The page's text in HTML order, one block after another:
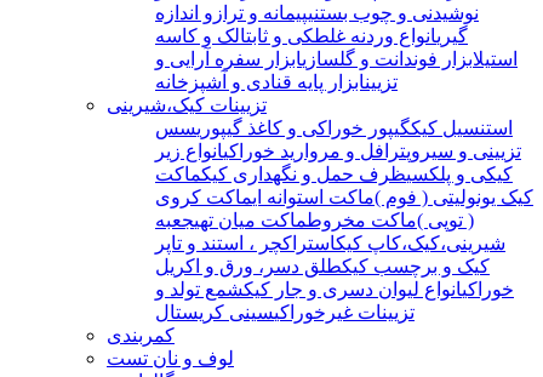
نوشیدنی و چوب بستنیپیمانه و ترازو اندازه
گیریانواع وردنه غلطکی و ثابتالک و کاسه
استیلابزار فوندانت و گلسازیابزار سفره آرایی و
تزیینابزار پایه قنادی و آشپزخانه
تزیینات کیک،شیرینی
استنسیل کیکگیپور خوراکی و کاغذ گیپوریسس
تزیینی و سیروپترافل و مروارید خوراکیانواع زیر
کیکی و پلکسیظرف حمل و نگهداری کیکماکت
کیک یونولیتی ( فوم )ماکت استوانه ایماکت کروی
( توپی )ماکت مخروطماکت میان تهیجعبه
شیرینی،کیک،کاپ کیکاستراکچر ، استند و تاپر
کیک و برچسب کیکطلق دسر، ورق و اکریل
خوراکیانواع لیوان دسری و جار کیکشمع تولد و
تزیینات غیرخوراکیسینی کریستال
کمربندی
لوف و نان تست